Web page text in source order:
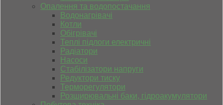
Опалення та водопостачання
Водонагрівачі
Котли
Обігрівачі
Теплі підлоги електричні
Радіатори
Насоси
Стабілізатори напруги
Редуктори тиску
Терморегулятори
Розширювальні баки, гідроакумулятори